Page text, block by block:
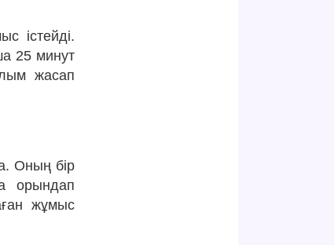
істейді.
25 минут
жасап
Оның бір
орындап
жұмыс